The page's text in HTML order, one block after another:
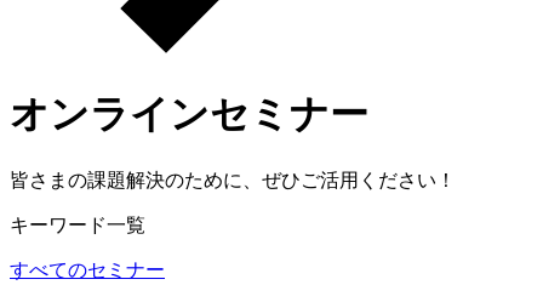
オンラインセミナー
皆さまの課題解決のために、ぜひご活用ください！
キーワード一覧
すべてのセミナー